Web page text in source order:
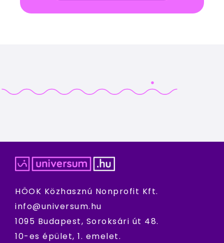
HÖOK Közhasznú Nonprofit Kft.
info@universum.hu
1095 Budapest, Soroksári út 48.
10-es épület, 1. emelet.